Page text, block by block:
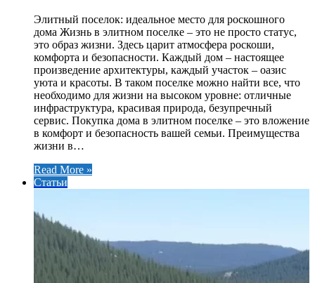
Элитный поселок: идеальное место для роскошного
дома Жизнь в элитном поселке – это не просто статус,
это образ жизни. Здесь царит атмосфера роскоши,
комфорта и безопасности. Каждый дом – настоящее
произведение архитектуры, каждый участок – оазис
уюта и красоты. В таком поселке можно найти все, что
необходимо для жизни на высоком уровне: отличные
инфраструктура, красивая природа, безупречный
сервис. Покупка дома в элитном поселке – это вложение
в комфорт и безопасность вашей семьи. Преимущества
жизни в…
Read More »
Статьи